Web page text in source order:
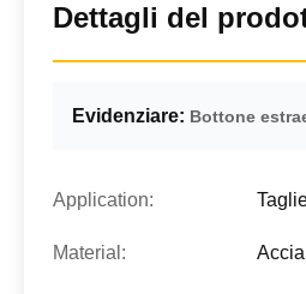
Dettagli del
Evidenziare: Bottone
Application:
Material: